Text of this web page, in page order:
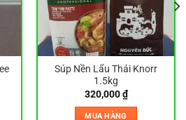
Súp Nền Lẩu Thái Knorr
1.5kg
320,000₫
MUA HÀNG